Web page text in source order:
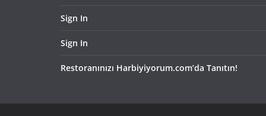
Sign In
Sign In
Restoranınızı Harbiyiyorum.com’da Tanıtın!